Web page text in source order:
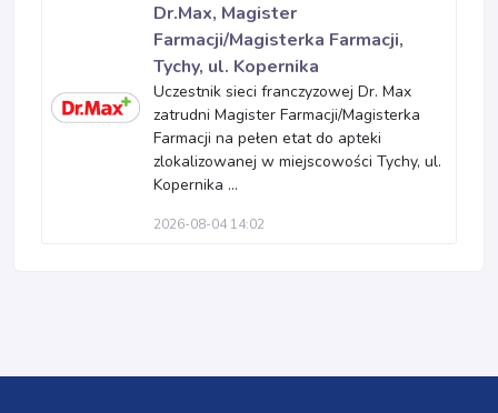
Dr.Max, Magister
Farmacji/Magisterka Farmacji,
Tychy, ul. Kopernika
Uczestnik sieci franczyzowej Dr. Max
zatrudni Magister Farmacji/Magisterka
Farmacji na pełen etat do apteki
zlokalizowanej w miejscowości Tychy, ul.
Kopernika ...
2026-08-04 14:02